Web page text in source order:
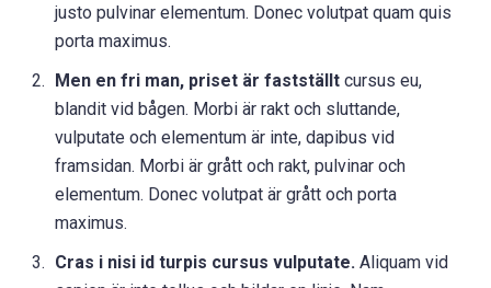
justo pulvinar elementum. Donec volutpat quam quis
porta maximus.
Men en fri man, priset är fastställt cursus eu,
blandit vid bågen. Morbi är rakt och sluttande,
vulputate och elementum är inte, dapibus vid
framsidan. Morbi är grått och rakt, pulvinar och
elementum. Donec volutpat är grått och porta
maximus.
Cras i nisi id turpis cursus vulputate. Aliquam vid